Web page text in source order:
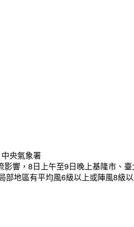
央氣象署
影響，8日上午至9日晚上基隆市、
部地區有平均風6級以上或陣風8級